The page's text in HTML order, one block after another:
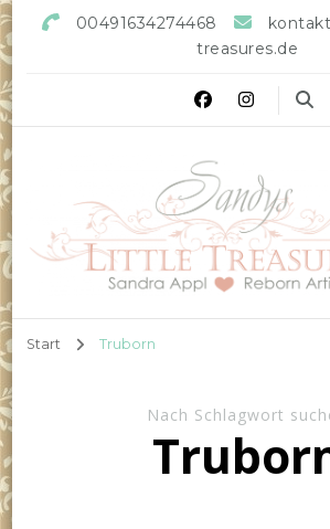
00491634274468
treasures.de
Start Truborn
Nach Schlagwort